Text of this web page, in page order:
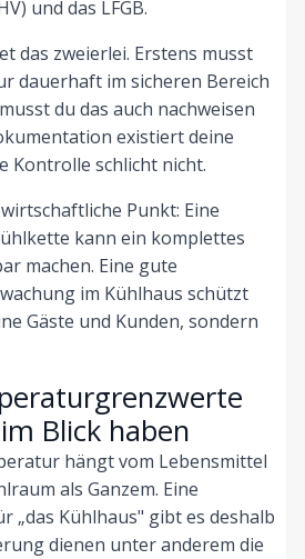
und das LFGB.
das zweierlei. Erstens musst
dauerhaft im sicheren Bereich
du das auch nachweisen
existiert deine
Kontrolle schlicht nicht.
Punkt: Eine
kann ein komplettes
machen. Eine gute
im Kühlhaus schützt
Gäste und Kunden, sondern
Blick haben
hängt vom Lebensmittel
als Ganzem. Eine
„das Kühlhaus" gibt es deshalb
dienen unter anderem die